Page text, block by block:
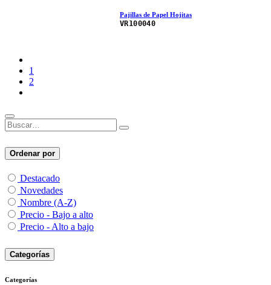
Pajillas de Papel Hojitas
VR100040
1
2
Ordenar por
Destacado
Novedades
Nombre (A-Z)
Precio - Bajo a alto
Precio - Alto a bajo
Categorías
Categorías